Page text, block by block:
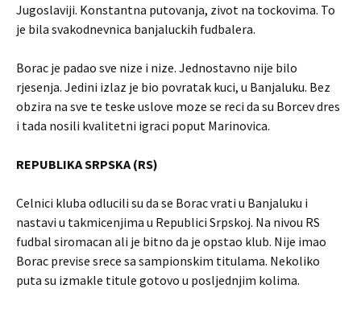
Jugoslaviji. Konstantna putovanja, zivot na tockovima. To
je bila svakodnevnica banjaluckih fudbalera.
Borac je padao sve nize i nize. Jednostavno nije bilo
rjesenja. Jedini izlaz je bio povratak kuci, u Banjaluku. Bez
obzira na sve te teske uslove moze se reci da su Borcev dres
i tada nosili kvalitetni igraci poput Marinovica.
REPUBLIKA SRPSKA (RS)
Celnici kluba odlucili su da se Borac vrati u Banjaluku i
nastavi u takmicenjima u Republici Srpskoj. Na nivou RS
fudbal siromacan ali je bitno da je opstao klub. Nije imao
Borac previse srece sa sampionskim titulama. Nekoliko
puta su izmakle titule gotovo u posljednjim kolima.